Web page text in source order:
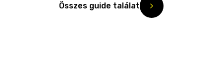
Összes guide találat